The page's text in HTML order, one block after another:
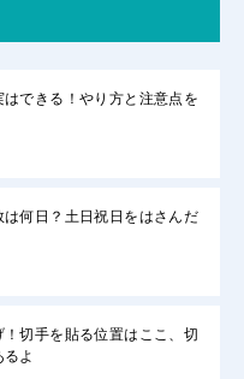
できる！やり方と注意点を
何日？土日祝日をはさんだ
切手を貼る位置はここ、切
よ